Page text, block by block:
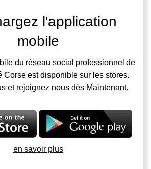
l'application
mobile
du réseau social professionnel de
Corse est disponible sur les stores.
et rejoignez nous dès Maintenant.
en savoir plus